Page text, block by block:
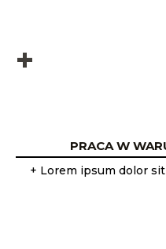
+
PRACA W
+ Lorem ipsum dolor